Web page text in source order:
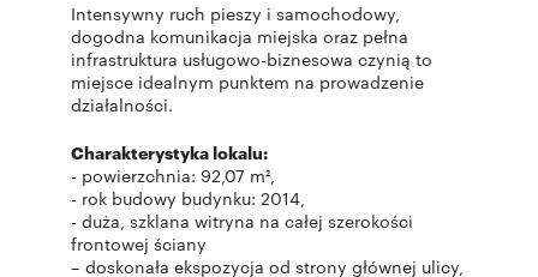
Intensywny ruch pieszy i samochodowy,
dogodna komunikacja miejska oraz pełna
infrastruktura usługowo-biznesowa czynią to
miejsce idealnym punktem na prowadzenie
działalności.
Charakterystyka lokalu:
- powierzchnia: 92,07 m²,
- rok budowy budynku: 2014,
- duża, szklana witryna na całej szerokości
frontowej ściany
– doskonała ekspozycja od strony głównej ulicy,